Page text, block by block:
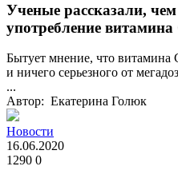
Ученые рассказали,
употребление
Бытует мнение, что витамина
и ничего серьезного от
...
Автор: Екатерина Голюк
Новости
16.06.2020
1290 0